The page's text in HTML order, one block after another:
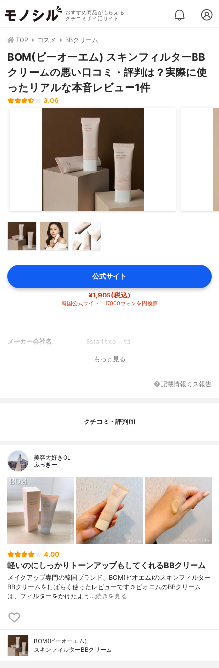
おすすめ商品がもらえる
クチコミポイ活サイト
TOP コスメ BBクリーム
BOM(ビーオーエム) スキンフィルターBB
クリームの悪い口コミ・評判は？実際に使
ったリアルな本音レビュー1件
3.06
公式サイト
¥1,905(税込)
韓国公式サイト：17000ウォンを円換算
メーカー会社名 Bstarlit co., ltd.
もっと見る
記載情報ミス報告
クチコミ・評判(1)
美容大好きOL
ふっきー
4.00
軽いのにしっかりトーンアップもしてくれるBBクリーム
メイクアップ専門の韓国ブランド、BOM(ビオエム)のスキンフィルター
BBクリームをしばらく使ったレビューです☺️ビオエムのBBクリーム
は、フィルターをかけたよう…続きを見る
BOM(ビーオーエム)
スキンフィルターBBクリーム